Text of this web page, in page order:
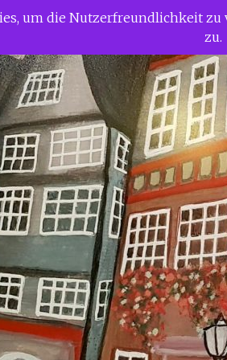
Welt
um die Nutzerfreundlichkeit
zu.